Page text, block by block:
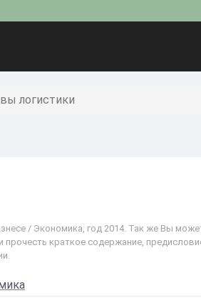
логистики
/ Экономика, год 2014. Так же Вы
прочесть краткое содержание,